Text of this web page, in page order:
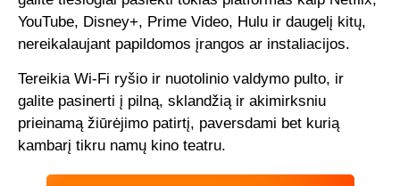
YouTube, Disney+, Prime Video, Hulu ir daugelį kitų,
nereikalaujant papildomos įrangos ar instaliacijos.
Tereikia Wi-Fi ryšio ir nuotolinio valdymo pulto, ir
galite pasinerti į pilną, sklandžią ir akimirksniu
prieinamą žiūrėjimo patirtį, paversdami bet kurią
kambarį tikru namų kino teatru.